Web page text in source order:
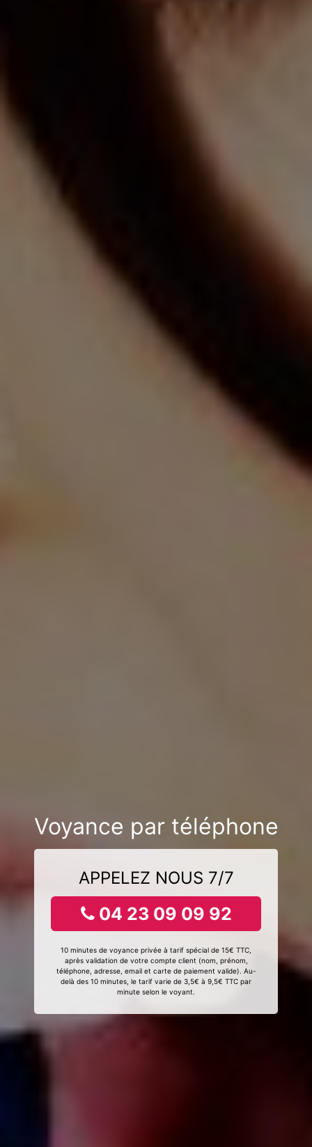
Voyance par téléphone
APPELEZ NOUS 7/7
04 23 09 09 92
10 minutes de voyance privée à tarif spécial de 15€ TTC,
après validation de votre compte client (nom, prénom,
téléphone, adresse, email et carte de paiement valide). Au-
delà des 10 minutes, le tarif varie de 3,5€ à 9,5€ TTC par
minute selon le voyant.